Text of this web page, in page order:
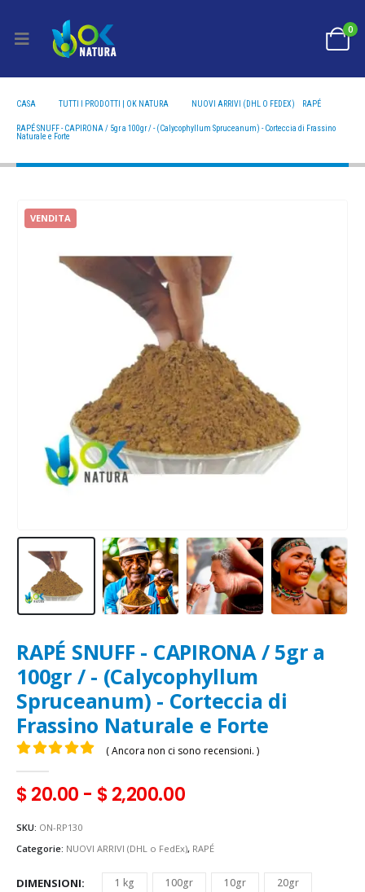
0
CASA TUTTI I PRODOTTI | OK NATURA NUOVI ARRIVI (DHL O FEDEX)
RAPÉ
RAPÉ SNUFF - CAPIRONA / 5GR A 100GR / - (CALYCOPHYLLUM SPRUCEANUM) - CORTECCIA DI
RAPÉ SNUFF - CAPIRONA / 5gr a 100gr / - (Calycophyllum Spruceanum) - Corteccia di Frassino
Naturale e Forte
VENDITA
RAPÉ SNUFF - CAPIRONA / 5gr a
100gr / - (Calycophyllum
Spruceanum) - Corteccia di
Frassino Naturale e Forte
( Ancora non ci sono recensioni. )
$20.00 - $2,200.00
SKU: ON-RP130
Categorie: NUOVI ARRIVI (DHL o FedEx), RAPÉ
DIMENSIONI 1 kg 100gr 10gr
20gr